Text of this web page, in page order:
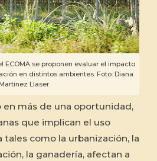
ECOMA se proponen evaluar el impacto
en distintos ambientes. Foto: Diana
Llaser.
en más de una oportunidad,
que implican el uso
como la urbanización, la
la ganadería, afectan a